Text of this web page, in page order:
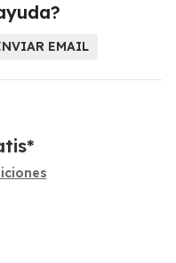
EMAIL